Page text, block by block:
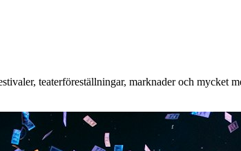
teaterföreställningar, marknader och mycket